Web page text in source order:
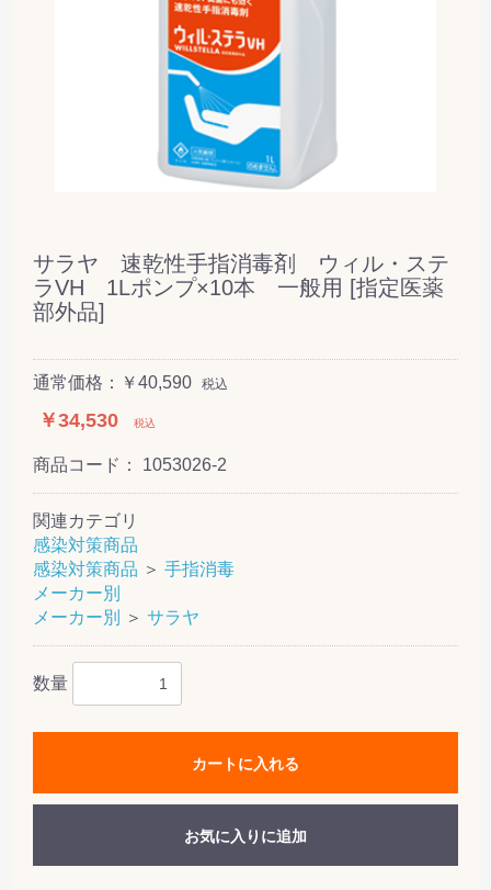
サラヤ 速乾性手指消毒剤 ウィル・ステ
ラVH 1Lポンプ×10本 一般用 [指定医薬
部外品]
通常価格：￥40,590 税込
￥34,530 税込
商品コード： 1053026-2
関連カテゴリ
感染対策商品
感染対策商品 ＞ 手指消毒
メーカー別
メーカー別
＞ サラヤ
数量
カートに入れる
お気に入りに追加